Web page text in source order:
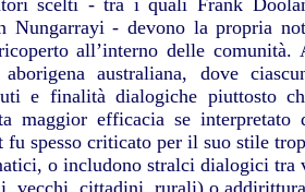
scelti - tra i quali Frank
Nungarrayi - devono la propria
all’interno delle comunità.
australiana, dove
e finalità dialogiche piuttosto
maggior efficacia se
fu spesso criticato per il suo stile
o includono stralci dialogici tra